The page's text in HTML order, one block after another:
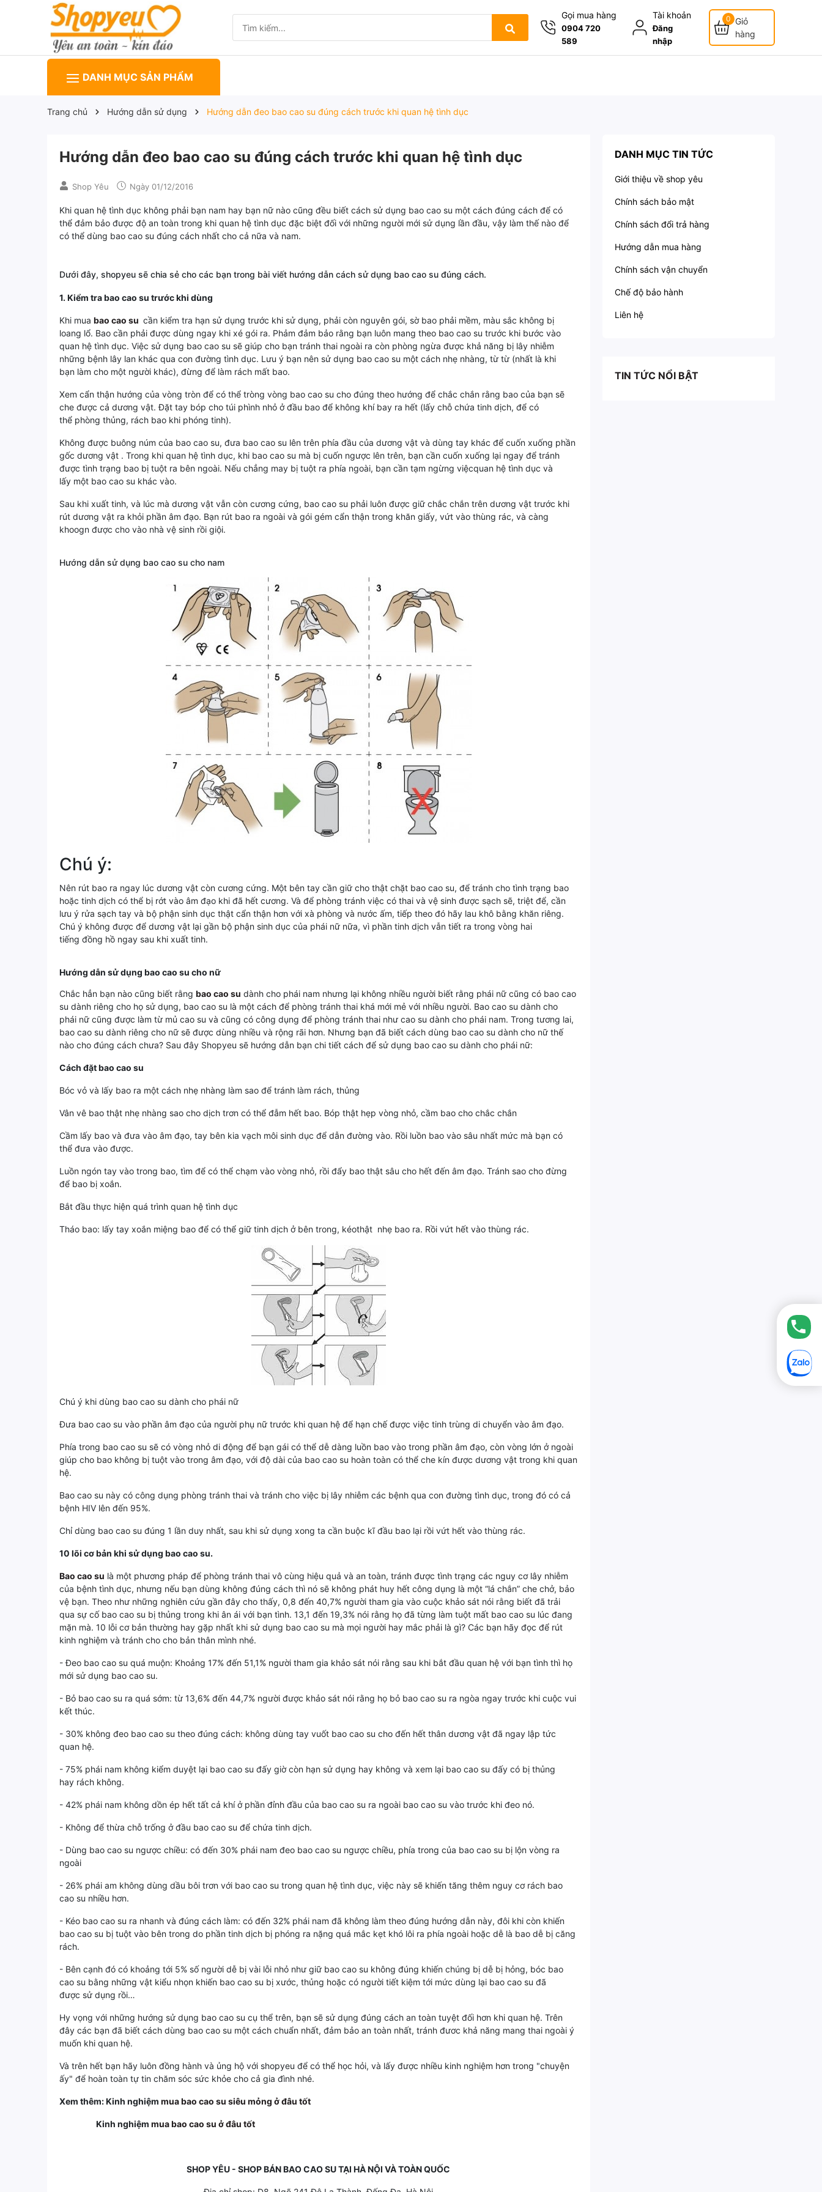
Gọi mua hàng
0904 720
589
Tài khoản
Đăng
nhập
Giỏ
hàng
0
DANH MỤC SẢN PHẨM
Trang chủ Hướng dẫn sử dụng Hướng dẫn đeo bao cao su đúng cách trước khi quan hệ tình dục
Hướng dẫn đeo bao cao su đúng cách trước khi quan hệ tình dục
Shop Yêu Ngày 01/12/2016
Khi quan hệ tình dục không phải bạn nam hay bạn nữ nào cũng đều biết cách sử dụng bao cao su một cách đúng cách để có
thể đảm bảo được độ an toàn trong khi quan hệ tình dục đặc biệt đối với những người mới sử dụng lần đầu, vậy làm thế nào để
có thể dùng bao cao su đúng cách nhất cho cả nữa và nam.
Dưới đây, shopyeu sẽ chia sẻ cho các bạn trong bài viết hướng dẫn cách sử dụng bao cao su đúng cách.
1. Kiểm tra bao cao su trước khi dùng
Khi mua bao cao su cần kiểm tra hạn sử dụng trước khi sử dụng, phải còn nguyên gói, sờ bao phải mềm, màu sắc không bị
loang lổ. Bao cần phải được dùng ngay khi xé gói ra. Phảm đảm bảo rằng bạn luôn mang theo bao cao su trước khi bước vào
quan hệ tình dục. Việc sử dụng bao cao su sẽ giúp cho bạn tránh thai ngoài ra còn phòng ngừa được khả năng bị lây nhiễm
những bệnh lây lan khác qua con đường tình dục. Lưu ý bạn nên sử dụng bao cao su một cách nhẹ nhàng, từ từ (nhất là khi
bạn làm cho một người khác), đừng để làm rách mất bao.
Xem cẩn thận hướng của vòng tròn để có thể tròng vòng bao cao su cho đúng theo hướng để chắc chắn rằng bao của bạn sẽ
che được cả dương vật. Đặt tay bóp cho túi phình nhỏ ở đầu bao để không khí bay ra hết (lấy chỗ chứa tinh dịch, để có
thể phòng thủng, rách bao khi phóng tinh).
Không được buông núm của bao cao su, đưa bao cao su lên trên phía đầu của dương vật và dùng tay khác để cuốn xuống phần
gốc dương vật . Trong khi quan hệ tình dục, khi bao cao su mà bị cuốn ngược lên trên, bạn cần cuốn xuống lại ngay để tránh
được tình trạng bao bị tuột ra bên ngoài. Nếu chẳng may bị tuột ra phía ngoài, bạn cần tạm ngừng việcquan hệ tình dục và
lấy một bao cao su khác vào.
Sau khi xuất tinh, và lúc mà dương vật vẫn còn cương cứng, bao cao su phải luôn được giữ chắc chắn trên dương vật trước khi
rút dương vật ra khỏi phần âm đạo. Bạn rút bao ra ngoài và gói gém cẩn thận trong khăn giấy, vứt vào thùng rác, và càng
khoogn được cho vào nhà vệ sinh rồi giội.
Hướng dẫn sử dụng bao cao su cho nam
Chú ý:
Nên rút bao ra ngay lúc dương vật còn cương cứng. Một bên tay cần giữ cho thật chặt bao cao su, để tránh cho tình trạng bao
hoặc tinh dịch có thể bị rớt vào âm đạo khi đã hết cương. Và để phòng tránh việc có thai và vệ sinh được sạch sẽ, triệt để, cần
lưu ý rửa sạch tay và bộ phận sinh dục thật cẩn thận hơn với xà phòng và nước ấm, tiếp theo đó hãy lau khô bằng khăn riêng.
Chú ý không được để dương vật lại gần bộ phận sinh dục của phái nữ nữa, vì phần tinh dịch vẫn tiết ra trong vòng hai
tiếng đồng hồ ngay sau khi xuất tinh.
Hướng dẫn sử dụng bao cao su cho nữ
Chắc hẳn bạn nào cũng biết rằng bao cao su dành cho phái nam nhưng lại không nhiều người biết rằng phái nữ cũng có bao cao
su dành riêng cho họ sử dụng, bao cao su là một cách để phòng tránh thai khá mới mẻ với nhiều người. Bao cao su dành cho
phái nữ cũng được làm từ mủ cao su và cũng có công dụng để phòng tránh thai như cao su dành cho phái nam. Trong tương lai,
bao cao su dành riêng cho nữ sẽ được dùng nhiều và rộng rãi hơn. Nhưng bạn đã biết cách dùng bao cao su dành cho nữ thế
nào cho đúng cách chưa? Sau đây Shopyeu sẽ hướng dẫn bạn chi tiết cách để sử dụng bao cao su dành cho phái nữ:
Cách đặt bao cao su
Bóc vỏ và lấy bao ra một cách nhẹ nhàng làm sao để tránh làm rách, thủng
Vân vê bao thật nhẹ nhàng sao cho dịch trơn có thể đẫm hết bao. Bóp thật hẹp vòng nhỏ, cầm bao cho chắc chắn
Cầm lấy bao và đưa vào âm đạo, tay bên kia vạch môi sinh dục để dẫn đường vào. Rồi luồn bao vào sâu nhất mức mà bạn có
thể đưa vào được.
Luồn ngón tay vào trong bao, tìm để có thể chạm vào vòng nhỏ, rồi đẩy bao thật sâu cho hết đến âm đạo. Tránh sao cho đừng
để bao bị xoắn.
Bắt đầu thực hiện quá trình quan hệ tình dục
Tháo bao: lấy tay xoắn miệng bao để có thể giữ tinh dịch ở bên trong, kéothật nhẹ bao ra. Rồi vứt hết vào thùng rác.
Chú ý khi dùng bao cao su dành cho phái nữ
Đưa bao cao su vào phần âm đạo của người phụ nữ trước khi quan hệ để hạn chế được việc tinh trùng di chuyển vào âm đạo.
Phía trong bao cao su sẽ có vòng nhỏ di động để bạn gái có thể dễ dàng luồn bao vào trong phần âm đạo, còn vòng lớn ở ngoài
giúp cho bao không bị tuột vào trong âm đạo, với độ dài của bao cao su hoàn toàn có thể che kín được dương vật trong khi quan
hệ.
Bao cao su này có công dụng phòng tránh thai và tránh cho việc bị lây nhiễm các bệnh qua con đường tình dục, trong đó có cả
bệnh HIV lên đến 95%.
Chỉ dùng bao cao su đúng 1 lần duy nhất, sau khi sử dụng xong ta cần buộc kĩ đầu bao lại rồi vứt hết vào thùng rác.
10 lõi cơ bản khi sử dụng bao cao su.
Bao cao su là một phương pháp để phòng tránh thai vô cùng hiệu quả và an toàn, tránh được tình trạng các nguy cơ lây nhiễm
của bệnh tình dục, nhưng nếu bạn dùng không đúng cách thì nó sẽ không phát huy hết công dụng là một “lá chắn” che chở, bảo
vệ bạn. Theo như những nghiên cứu gần đây cho thấy, 0,8 đến 40,7% người tham gia vào cuộc khảo sát nói rằng biết đã trải
qua sự cố bao cao su bị thủng trong khi ân ái với bạn tình. 13,1 đến 19,3% nói rằng họ đã từng làm tuột mất bao cao su lúc đang
mặn mà. 10 lỗi cơ bản thường hay gặp nhất khi sử dụng bao cao su mà mọi người hay mắc phải là gì? Các bạn hãy đọc để rút
kinh nghiệm và tránh cho cho bản thân mình nhé.
- Đeo bao cao su quá muộn: Khoảng 17% đến 51,1% người tham gia khảo sát nói rằng sau khi bắt đầu quan hệ với bạn tình thì họ
mới sử dụng bao cao su.
- Bỏ bao cao su ra quá sớm: từ 13,6% đến 44,7% người được khảo sát nói rằng họ bỏ bao cao su ra ngòa ngay trước khi cuộc vui
kết thúc.
- 30% không đeo bao cao su theo đúng cách: không dùng tay vuốt bao cao su cho đến hết thân dương vật đã ngay lập tức
quan hệ.
- 75% phái nam không kiểm duyệt lại bao cao su đấy giờ còn hạn sử dụng hay không và xem lại bao cao su đấy có bị thủng
hay rách không.
- 42% phái nam không dồn ép hết tất cả khí ở phần đỉnh đầu của bao cao su ra ngoài bao cao su vào trước khi đeo nó.
- Không để thừa chỗ trống ở đầu bao cao su để chứa tinh dịch.
- Dùng bao cao su ngược chiều: có đến 30% phái nam đeo bao cao su ngược chiều, phía trong của bao cao su bị lộn vòng ra
ngoài
- 26% phái am không dùng dầu bôi trơn với bao cao su trong quan hệ tình dục, việc này sẽ khiến tăng thêm nguy cơ rách bao
cao su nhiều hơn.
- Kéo bao cao su ra nhanh và đúng cách làm: có đến 32% phái nam đã không làm theo đúng hướng dẫn này, đôi khi còn khiến
bao cao su bị tuột vào bên trong do phần tinh dịch bị phóng ra nặng quá mắc kẹt khó lôi ra phía ngoài hoặc dễ là bao dễ bị căng
rách.
- Bên cạnh đó có khoảng tới 5% số người dễ bị vài lỗi nhỏ như giữ bao cao su không đúng khiến chúng bị dễ bị hỏng, bóc bao
cao su bằng những vật kiểu nhọn khiến bao cao su bị xước, thủng hoặc có người tiết kiệm tới mức dùng lại bao cao su đã
được sử dụng rồi…
Hy vọng với những hướng sử dụng bao cao su cụ thể trên, bạn sẽ sử dụng đúng cách an toàn tuyệt đối hơn khi quan hệ. Trên
đây các bạn đã biết cách dùng bao cao su một cách chuẩn nhất, đảm bảo an toàn nhất, tránh đươc khả năng mang thai ngoài ý
muốn khi quan hệ.
Và trên hết bạn hãy luôn đồng hành và ủng hộ với shopyeu để có thể học hỏi, và lấy được nhiều kinh nghiệm hơn trong "chuyện
ấy" để hoàn toàn tự tin chăm sóc sức khỏe cho cả gia đình nhé.
Xem thêm: Kinh nghiệm mua bao cao su siêu mỏng ở đâu tốt
Kinh nghiệm mua bao cao su ở đâu tốt
SHOP YÊU - SHOP BÁN BAO CAO SU TẠI HÀ NỘI VÀ TOÀN QUỐC
DANH MỤC TIN TỨC
Giới thiệu về shop yêu
Chính sách bảo mật
Chính sách đổi trả hàng
Hướng dẫn mua hàng
Chính sách vận chuyển
Chế độ bảo hành
Liên hệ
TIN TỨC NỔI BẬT